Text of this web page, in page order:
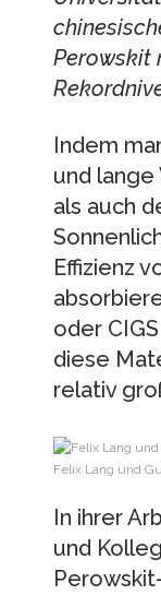
Perowskit
Indem
und
als auch
Effizienz
oder
diese
relativ
Felix Lang und
In ihrer
und